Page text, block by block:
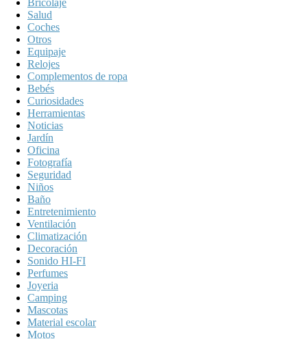
Bricolaje
Salud
Coches
Otros
Equipaje
Relojes
Complementos de ropa
Bebés
Curiosidades
Herramientas
Noticias
Jardín
Oficina
Fotografía
Seguridad
Niños
Baño
Entretenimiento
Ventilación
Climatización
Decoración
Sonido HI-FI
Perfumes
Joyeria
Camping
Mascotas
Material escolar
Motos